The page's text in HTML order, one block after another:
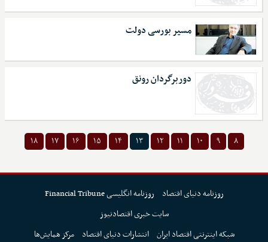
مسیر بورسی دولت
دوربرگردان رونق
۸ ۹ ۱۰ ۱۱ ۱۲ ۱۳ ۱۴ ۱۵ ۱۶ ۱۷ ۱۸
روزنامه دنیای اقتصاد
روزنامه انگلیسی Financial Tribune
سایت خبری اقتصادنیوز
شبکه اینترنتی اقتصاد ایران انتشارات دنیای اقتصاد مرکز همایش‌ها